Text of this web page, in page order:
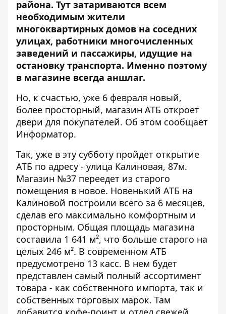
района. Тут затариваются всем
необходимым жители
многоквартирных домов на соседних
улицах, работники многочисленных
заведений и пассажиры, идущие на
остановку транспорта. Именно поэтому
в магазине всегда аншлаг.
Но, к счастью, уже 6 февраля новый,
более просторный, магазин АТБ откроет
двери для покупателей. Об этом сообщает
Информатор.
Так, уже в эту субботу пройдет открытие
АТБ по адресу - улица Калиновая, 87м.
Магазин №37 переедет из старого
помещения в новое. Новенький АТБ на
Калиновой построили всего за 6 месяцев,
сделав его максимально комфортным и
просторным. Общая площадь магазина
составила 1 641 м², что больше старого на
целых 246 м². В современном АТБ
предусмотрено 13 касс. В нем будет
представлен самый полный ассортимент
товара - как собственного импорта, так и
собственных торговых марок. Там